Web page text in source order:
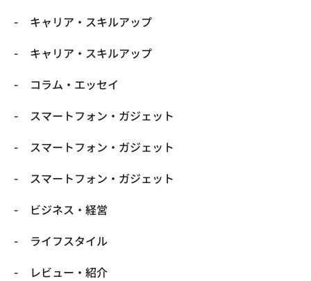
キャリア・スキルアップ
キャリア・スキルアップ
コラム・エッセイ
スマートフォン・ガジェット
スマートフォン・ガジェット
スマートフォン・ガジェット
ビジネス・経営
ライフスタイル
レビュー・紹介